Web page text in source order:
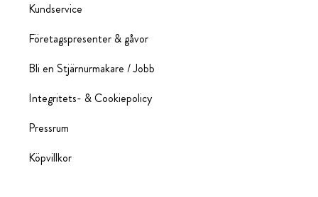
Kundservice
Företagspresenter & gåvor
Bli en Stjärnurmakare / Jobb
Integritets- & Cookiepolicy
Pressrum
Köpvillkor